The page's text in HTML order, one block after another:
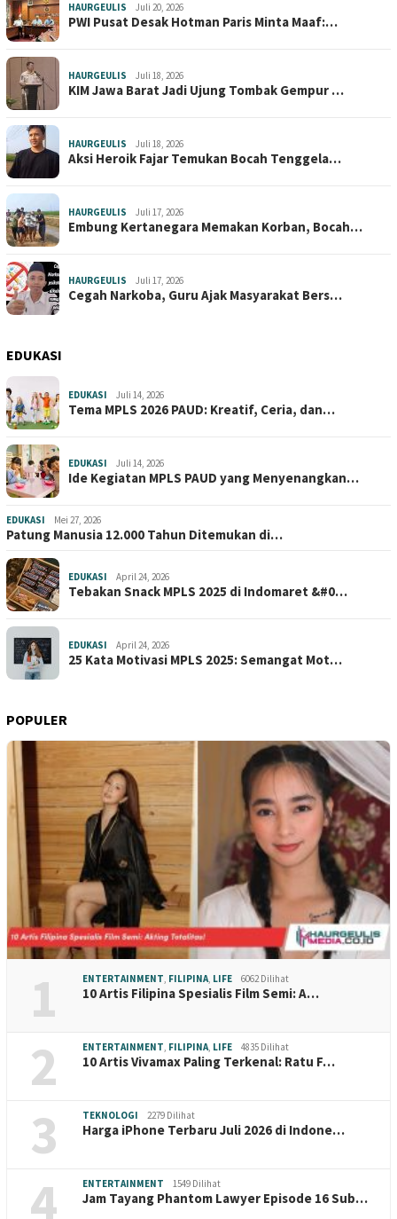
HAURGEULIS Juli 20, 2026
PWI Pusat Desak Hotman Paris Minta Maaf:…
HAURGEULIS Juli 18, 2026
KIM Jawa Barat Jadi Ujung Tombak Gempur …
HAURGEULIS Juli 18, 2026
Aksi Heroik Fajar Temukan Bocah Tenggela…
HAURGEULIS Juli 17, 2026
Embung Kertanegara Memakan Korban, Bocah…
HAURGEULIS Juli 17, 2026
Cegah Narkoba, Guru Ajak Masyarakat Bers…
EDUKASI
EDUKASI Juli 14, 2026
Tema MPLS 2026 PAUD: Kreatif, Ceria, dan…
EDUKASI Juli 14, 2026
Ide Kegiatan MPLS PAUD yang Menyenangkan…
EDUKASI Mei 27, 2026
Patung Manusia 12.000 Tahun Ditemukan di…
EDUKASI April 24, 2026
Tebakan Snack MPLS 2025 di Indomaret &#0…
EDUKASI April 24, 2026
25 Kata Motivasi MPLS 2025: Semangat Mot…
POPULER
1 ENTERTAINMENT, FILIPINA, LIFE 6062 Dilihat
10 Artis Filipina Spesialis Film Semi: A…
2 ENTERTAINMENT, FILIPINA, LIFE 4835 Dilihat
10 Artis Vivamax Paling Terkenal: Ratu F…
3 TEKNOLOGI 2279 Dilihat
Harga iPhone Terbaru Juli 2026 di Indone…
4 ENTERTAINMENT 1549 Dilihat
Jam Tayang Phantom Lawyer Episode 16 Sub…